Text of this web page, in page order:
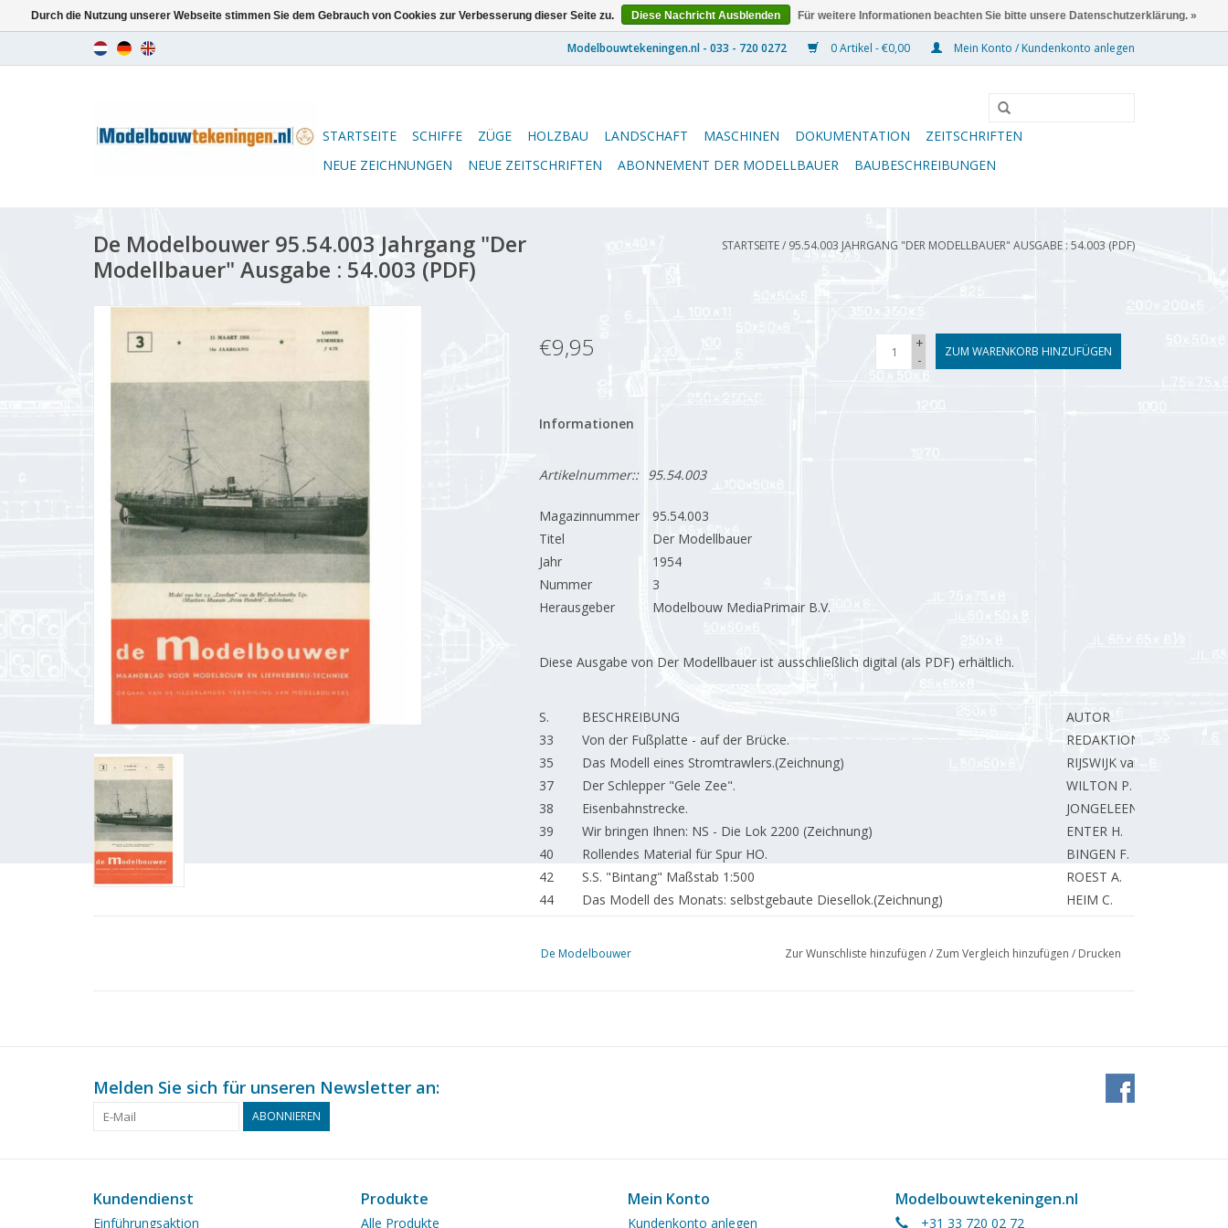
0 Artikel - €0,00 Mein Konto / Kundenkonto anlegen
STARTSEITE SCHIFFE ZÜGE HOLZBAU LANDSCHAFT MASCHINEN DOKUMENTATION
ZEITSCHRIFTEN
NEUE ZEICHNUNGEN
NEUE ZEITSCHRIFTEN ABONNEMENT DER MODELLBAUER BAUBESCHREIBUNGEN
De Modelbouwer 95.54.003 Jahrgang "Der
Modellbauer" Ausgabe : 54.003 (PDF)
STARTSEITE/ 95.54.003 JAHRGANG "DER MODELLBAUER" AUSGABE : 54.003 (PDF)
€9,95
+
-
ZUM WARENKORB HINZUFÜGEN
Informationen
Artikelnummer:: 95.54.003
Magazinnummer
95.54.003
Titel
Der Modellbauer
Jahr
1954
Nummer
3
Herausgeber
Modelbouw MediaPrimair B.V.
Diese Ausgabe von Der Modellbauer ist ausschließlich digital (als PDF) erhältlich.
S. BESCHREIBUNG
AUTOR
33
Von der Fußplatte - auf der Brücke.
REDAKTION.
35
Das Modell eines Stromtrawlers.(Zeichnung)
RIJSWIJK van J.
37
Der Schlepper "Gele Zee".
WILTON P.
38
Eisenbahnstrecke.
JONGELEEN H.
39
Wir bringen Ihnen: NS - Die Lok 2200 (Zeichnung)
ENTER H.
40
Rollendes Material für Spur HO.
BINGEN F.
42
S.S. "Bintang" Maßstab 1:500
ROEST A.
44
Das Modell des Monats: selbstgebaute Diesellok.(Zeichnung)
HEIM C.
49
Wir bringen Ihnen: NS - Die Lok 2200 (Zeichnung)
ENTER H.
De Modelbouwer Zur Wunschliste hinzufügen / Zum Vergleich hinzufügen / Drucken
Melden Sie sich für unseren Newsletter an:
ABONNIEREN
Kundendienst
Einführungsaktion
Produkte
Alle Produkte
Mein Konto
Kundenkonto anlegen
Modelbouwtekeningen.nl
+31 33 720 02 72
Durch die Nutzung unserer Webseite stimmen Sie dem Gebrauch von Cookies zur Verbesserung dieser Seite zu. Diese Nachricht Ausblenden Für weitere Informationen beachten Sie bitte unsere Datenschutzerklärung. »